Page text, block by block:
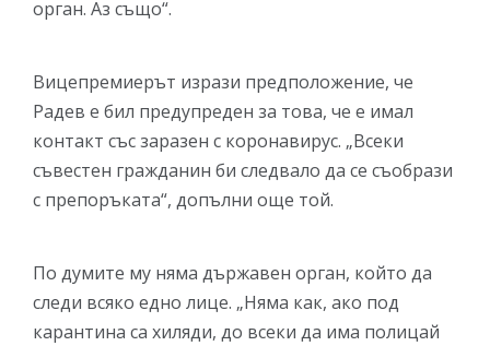
орган. Аз също“.
Вицепремиерът изрази предположение, че
Радев е бил предупреден за това, че е имал
контакт със заразен с коронавирус. „Всеки
съвестен гражданин би следвало да се съобрази
с препоръката“, допълни още той.
По думите му няма държавен орган, който да
следи всяко едно лице. „Няма как, ако под
карантина са хиляди, до всеки да има полицай